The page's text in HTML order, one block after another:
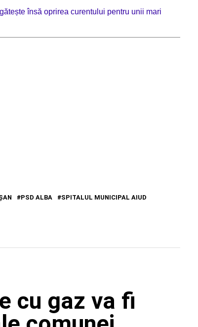
însă oprirea curentului pentru unii mari
PSD ALBA SPITALUL MUNICIPAL AIUD
cu gaz va fi